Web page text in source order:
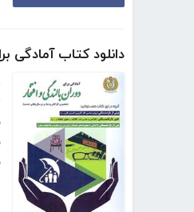
دانلود کتاب آمادگی